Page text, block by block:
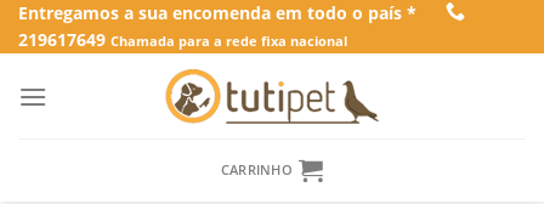
SkipEntregamos a sua encomenda em todo o país *
219617649 Chamada para a rede fixa nacional
CARRINHO